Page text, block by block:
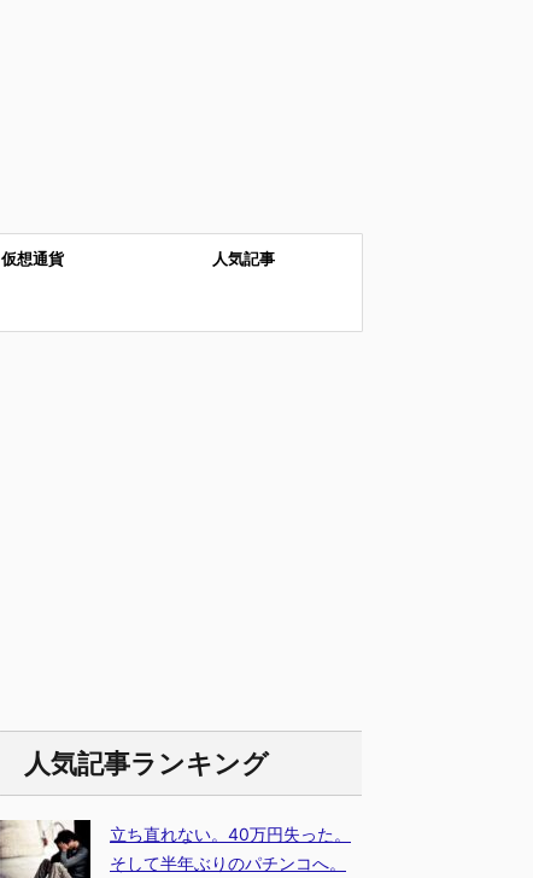
仮想通貨 人気記事
人気記事ランキング
立ち直れない。40万円失った。
そして半年ぶりのパチンコへ。